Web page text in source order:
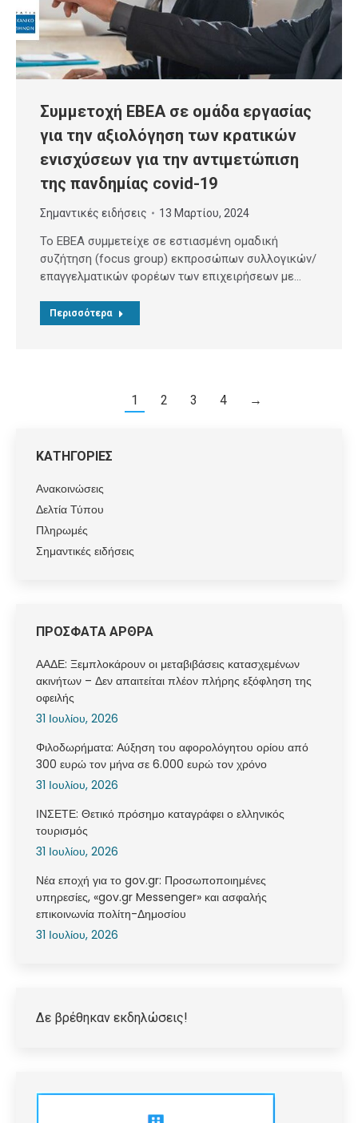
Συμμετοχή ΕΒΕΑ σε ομάδα εργασίας
για την αξιολόγηση των κρατικών
ενισχύσεων για την αντιμετώπιση
της πανδημίας covid-19
Σημαντικές ειδήσεις 13 Μαρτίου, 2024
Το ΕΒΕΑ συμμετείχε σε εστιασμένη ομαδική
συζήτηση (focus group) εκπροσώπων συλλογικών/
επαγγελματικών φορέων των επιχειρήσεων με…
Περισσότερα
1 2 3 4 →
ΚΑΤΗΓΟΡΙΕΣ
Ανακοινώσεις
Δελτία Τύπου
Πληρωμές
Σημαντικές ειδήσεις
ΠΡΟΣΦΑΤΑ ΑΡΘΡΑ
ΑΑΔΕ: Ξεμπλοκάρουν οι μεταβιβάσεις κατασχεμένων
ακινήτων – Δεν απαιτείται πλέον πλήρης εξόφληση της
οφειλής
31 Ιουλίου, 2026
Φιλοδωρήματα: Αύξηση του αφορολόγητου ορίου από
300 ευρώ τον μήνα σε 6.000 ευρώ τον χρόνο
31 Ιουλίου, 2026
ΙΝΣΕΤΕ: Θετικό πρόσημο καταγράφει ο ελληνικός
τουρισμός
31 Ιουλίου, 2026
Νέα εποχή για το gov.gr: Προσωποποιημένες
υπηρεσίες, «gov.gr Messenger» και ασφαλής
επικοινωνία πολίτη-Δημοσίου
31 Ιουλίου, 2026
Δε βρέθηκαν εκδηλώσεις!